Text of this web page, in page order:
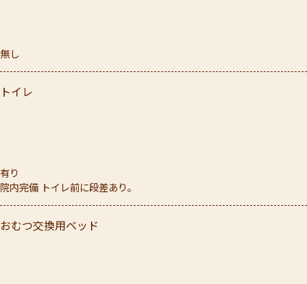
無し
トイレ
有り
院内完備 トイレ前に段差あり。
おむつ交換用ベッド